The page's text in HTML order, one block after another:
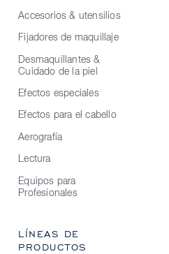
Accesorios & utensilios
Fijadores de maquillaje
Desmaquillantes &
Cuidado de la piel
Efectos especiales
Efectos para el cabello
Aerografía
Lectura
Equipos para
Profesionales
LÍNEAS DE
PRODUCTOS